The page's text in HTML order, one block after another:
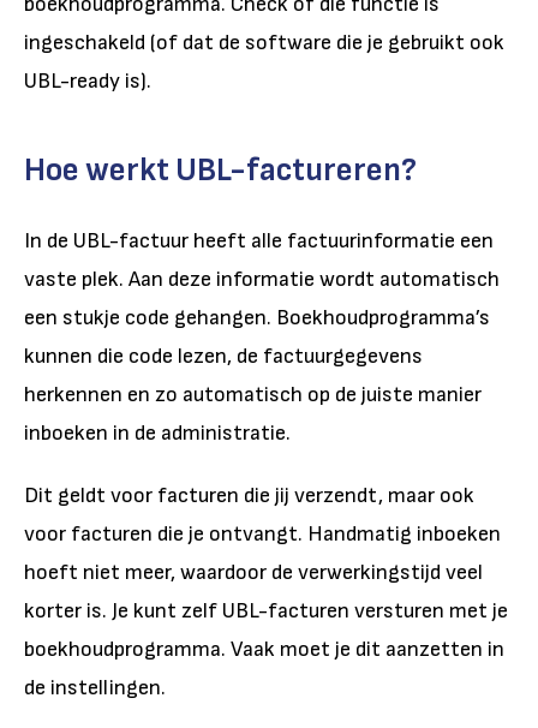
ingeschakeld (of dat de software die je gebruikt ook
UBL-ready is).
Hoe werkt UBL-factureren?
In de UBL-factuur heeft alle factuurinformatie een
vaste plek. Aan deze informatie wordt automatisch
een stukje code gehangen. Boekhoudprogramma’s
kunnen die code lezen, de factuurgegevens
herkennen en zo automatisch op de juiste manier
inboeken in de administratie.
Dit geldt voor facturen die jij verzendt, maar ook
voor facturen die je ontvangt. Handmatig inboeken
hoeft niet meer, waardoor de verwerkingstijd veel
korter is. Je kunt zelf UBL-facturen versturen met je
boekhoudprogramma. Vaak moet je dit aanzetten in
de instellingen.